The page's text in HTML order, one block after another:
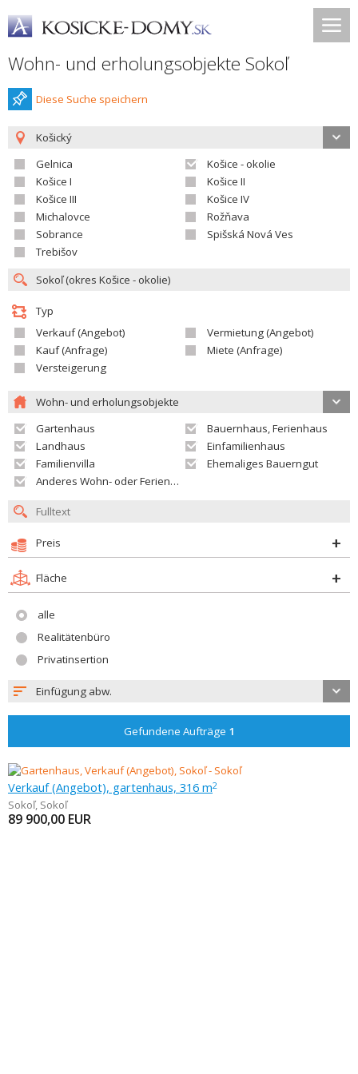
Wohn- und erholungsobjekte Sokoľ
Diese Suche speichern
Košický
Gelnica
Košice - okolie
Košice I
Košice II
Košice III
Košice IV
Michalovce
Rožňava
Sobrance
Spišská Nová Ves
Trebišov
Typ
Verkauf (Angebot)
Vermietung (Angebot)
Kauf (Anfrage)
Miete (Anfrage)
Versteigerung
Wohn- und erholungsobjekte
Gartenhaus
Bauernhaus, Ferienhaus
Landhaus
Einfamilienhaus
Familienvilla
Ehemaliges Bauerngut
Anderes Wohn- oder Ferienobjekt
Preis
Fläche
alle
Realitätenbüro
Privatinsertion
Einfügung abw.
Gefundene Aufträge 1
Verkauf (Angebot), gartenhaus, 316 m2
Sokoľ, Sokoľ
89 900,00 EUR